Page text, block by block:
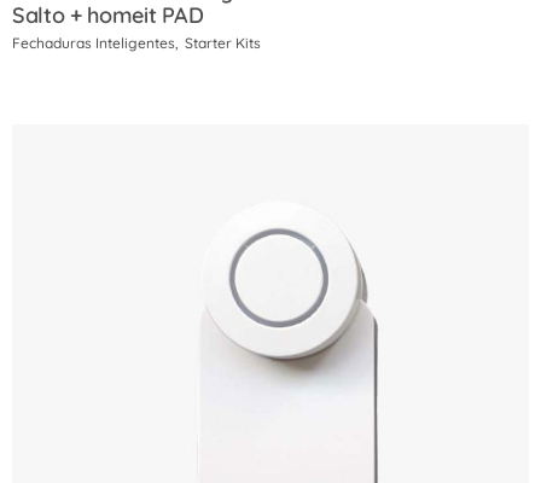
Salto + homeit PAD
Fechaduras Inteligentes Starter Kits